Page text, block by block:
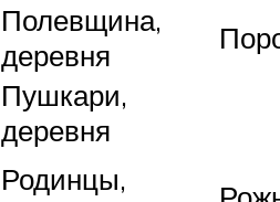
Полевщина,
деревня
Пушкари,
деревня
Родинцы,